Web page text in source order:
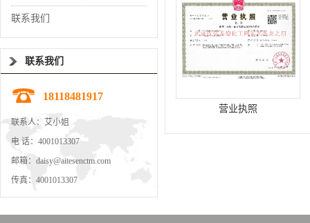
联系我们
联系我们
18118481917
联系人：艾小姐
电 话：4001013307
邮箱：daisy@aitesenctm.com
传真：4001013307
营业执照